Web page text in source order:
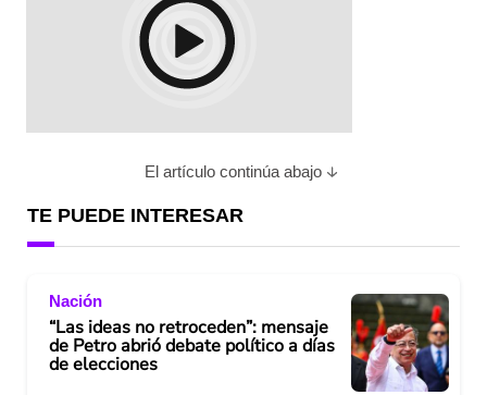
El artículo continúa abajo
TE PUEDE INTERESAR
Nación
“Las ideas no retroceden”: mensaje
de Petro abrió debate político a días
de elecciones